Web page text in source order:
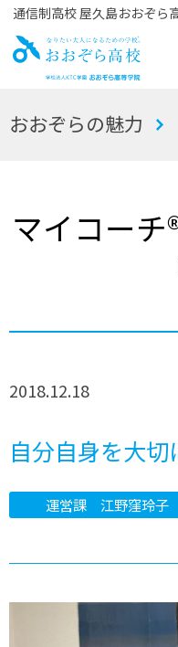
通信制高校 屋久島おおぞら
お
おおぞらの魅力
マイコー
2018.12.18
自分自身を大切
運営課 江野窪玲子